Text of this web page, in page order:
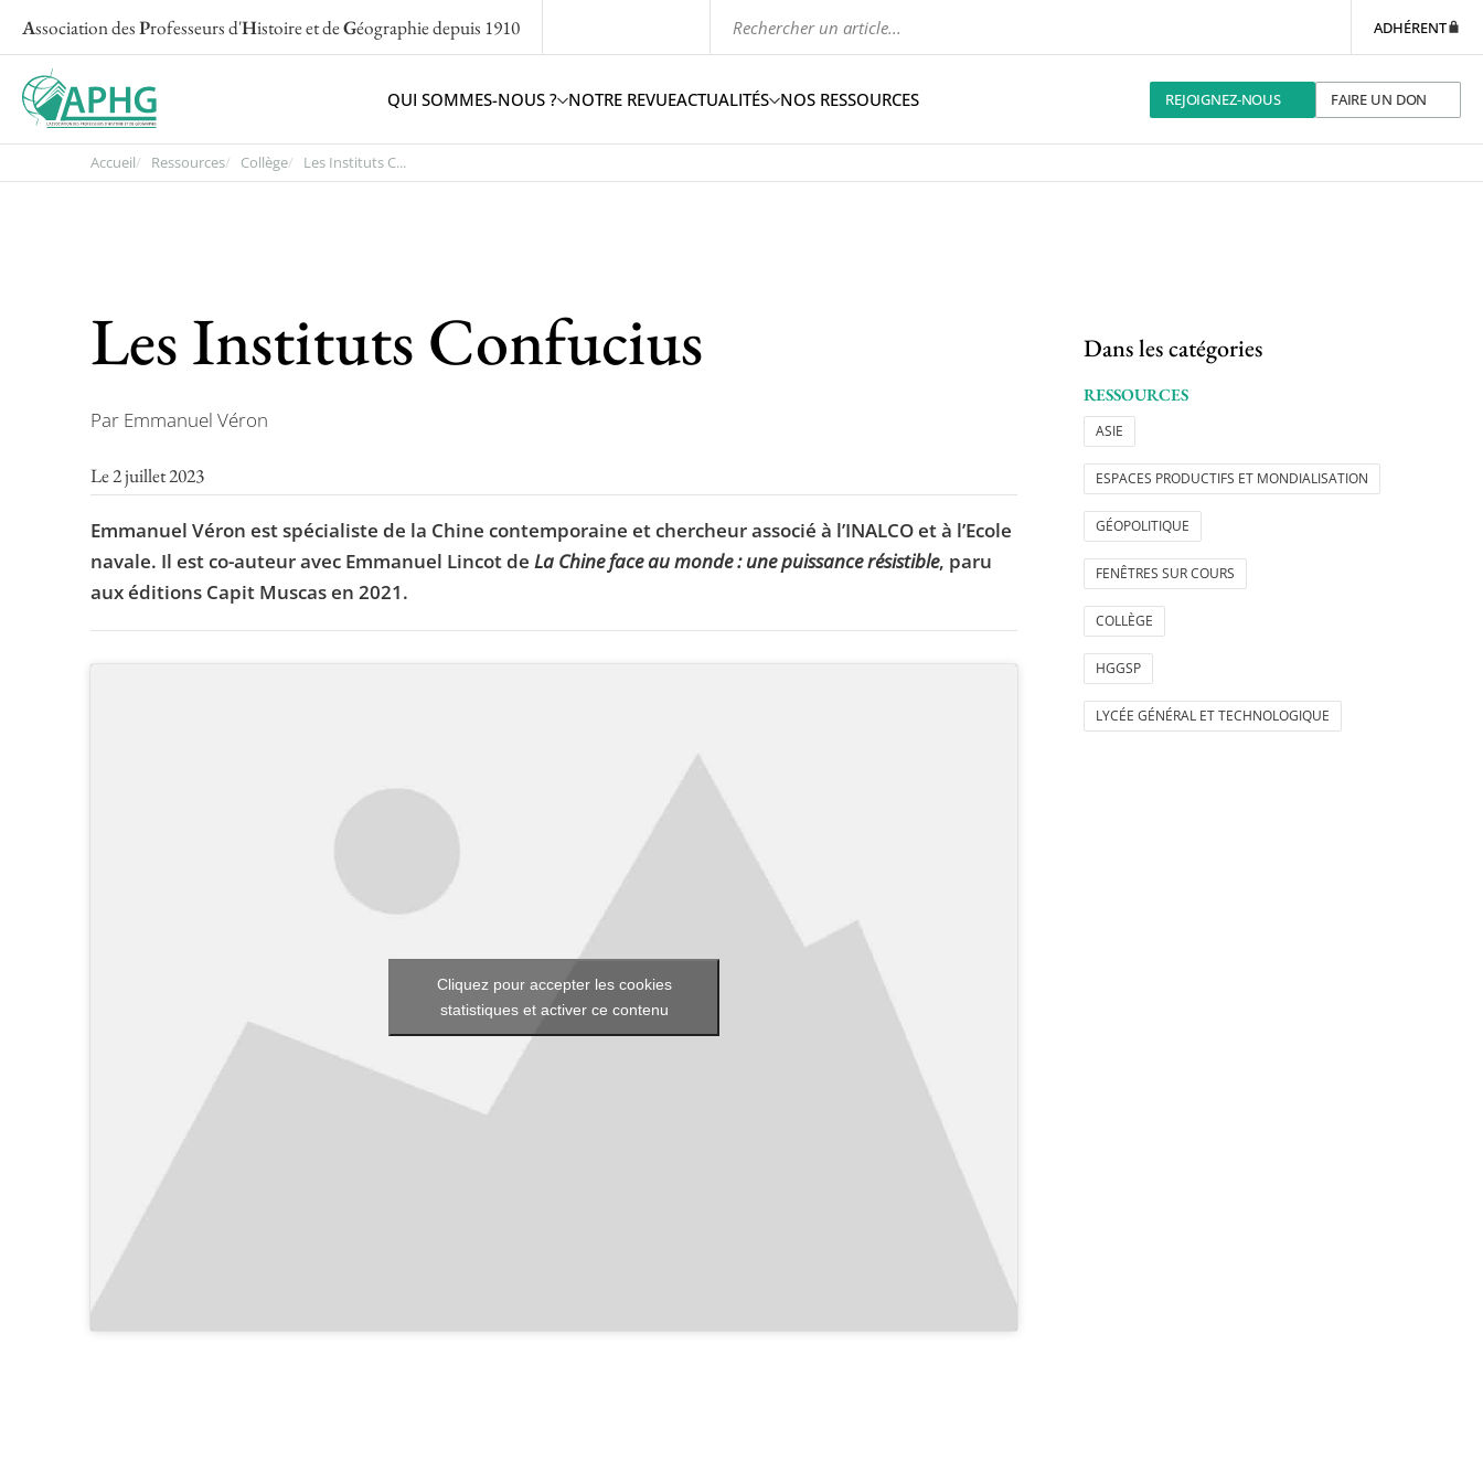
Association desProfesseurs d'Histoire et deGéographiedepuis 1910 ADHÉRENT
QUI SOMMES-NOUS ? NOTRE REVUEACTUALITÉS NOS RESSOURCES REJOIGNEZ-NOUS FAIRE UN DON
Accueil Ressources Collège Les Instituts C...
Les Instituts Confucius
Par Emmanuel Véron
Le 2 juillet 2023
Emmanuel Véron est spécialiste de la Chine contemporaine et chercheur associé à l’INALCO et à l’Ecole
navale. Il est co-auteur avec Emmanuel Lincot de La Chine face au monde : une puissance résistible, paru
aux éditions Capit Muscas en 2021.
Cliquez pour accepter les cookies
statistiques et activer ce contenu
Dans les catégories
RESSOURCES
ASIE
ESPACES PRODUCTIFS ET MONDIALISATION
GÉOPOLITIQUE
FENÊTRES SUR COURS
COLLÈGE
HGGSP
LYCÉE GÉNÉRAL ET TECHNOLOGIQUE